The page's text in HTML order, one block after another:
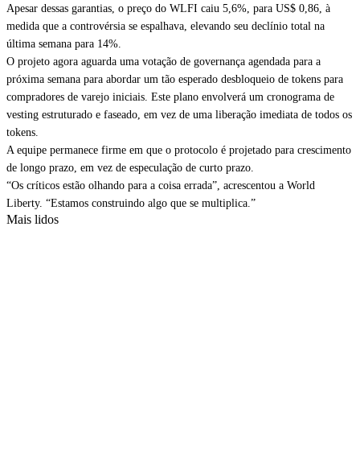
Apesar dessas garantias, o preço do WLFI caiu 5,6%, para US$ 0,86, à
medida que a controvérsia se espalhava, elevando seu declínio total na
última semana para 14%.
O projeto agora aguarda uma votação de governança agendada para a
próxima semana para abordar um tão esperado desbloqueio de tokens para
compradores de varejo iniciais. Este plano envolverá um cronograma de
vesting estruturado e faseado, em vez de uma liberação imediata de todos os
tokens.
A equipe permanece firme em que o protocolo é projetado para crescimento
de longo prazo, em vez de especulação de curto prazo.
“Os críticos estão olhando para a coisa errada”, acrescentou a World
Liberty. “Estamos construindo algo que se multiplica.”
Mais lidos